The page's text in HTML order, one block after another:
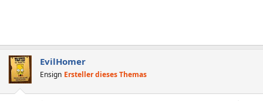
EvilHomer
Ensign Ersteller dieses Themas